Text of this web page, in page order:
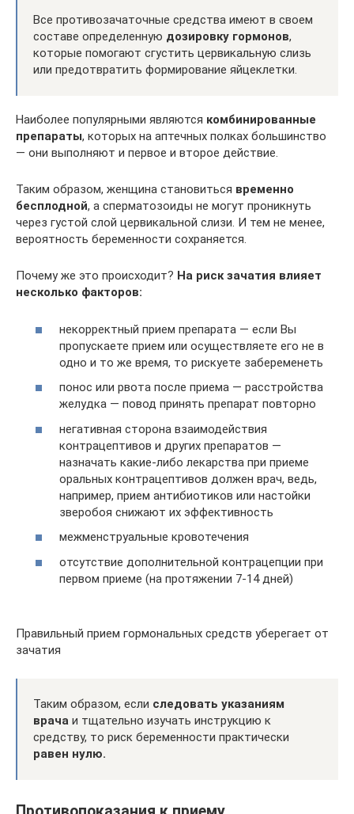
Все противозачаточные средства имеют в своем
составе определенную дозировку гормонов,
которые помогают сгустить цервикальную слизь
или предотвратить формирование яйцеклетки.
Наиболее популярными являются комбинированные
препараты, которых на аптечных полках большинство
— они выполняют и первое и второе действие.
Таким образом, женщина становиться временно
бесплодной, а сперматозоиды не могут проникнуть
через густой слой цервикальной слизи. И тем не менее,
вероятность беременности сохраняется.
Почему же это происходит? На риск зачатия влияет
несколько факторов:
некорректный прием препарата — если Вы
пропускаете прием или осуществляете его не в
одно и то же время, то рискуете забеременеть
понос или рвота после приема — расстройства
желудка — повод принять препарат повторно
негативная сторона взаимодействия
контрацептивов и других препаратов —
назначать какие-либо лекарства при приеме
оральных контрацептивов должен врач, ведь,
например, прием антибиотиков или настойки
зверобоя снижают их эффективность
межменструальные кровотечения
отсутствие дополнительной контрацепции при
первом приеме (на протяжении 7-14 дней)
Правильный прием гормональных средств уберегает от
зачатия
Таким образом, если следовать указаниям
врача и тщательно изучать инструкцию к
средству, то риск беременности практически
равен нулю.